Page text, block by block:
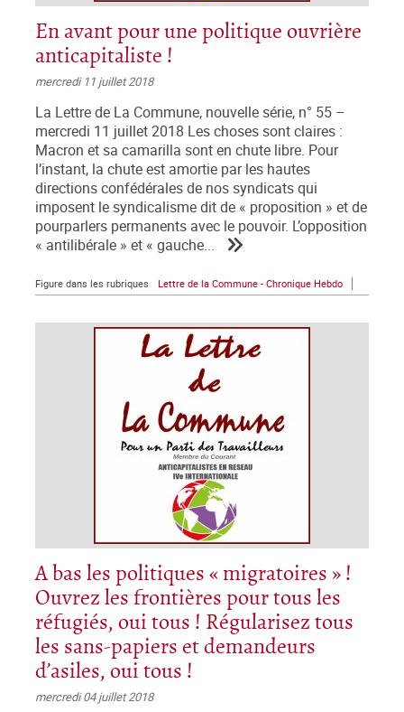
En avant pour une politique ouvrière
anticapitaliste !
mercredi 11 juillet 2018
La Lettre de La Commune, nouvelle série, n° 55 –
mercredi 11 juillet 2018 Les choses sont claires :
Macron et sa camarilla sont en chute libre. Pour
l’instant, la chute est amortie par les hautes
directions confédérales de nos syndicats qui
imposent le syndicalisme dit de « proposition » et de
pourparlers permanents avec le pouvoir. L’opposition
« antilibérale » et « gauche...
Figure dans les rubriques Lettre de la Commune - Chronique Hebdo
A bas les politiques « migratoires » !
Ouvrez les frontières pour tous les
réfugiés, oui tous ! Régularisez tous
les sans-papiers et demandeurs
d’asiles, oui tous !
mercredi 04 juillet 2018